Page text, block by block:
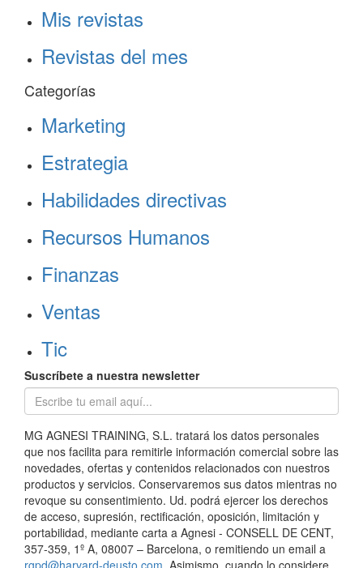
Mis revistas
Revistas del mes
Categorías
Marketing
Estrategia
Habilidades directivas
Recursos Humanos
Finanzas
Ventas
Tic
Suscríbete a nuestra newsletter
MG AGNESI TRAINING, S.L. tratará los datos personales
que nos facilita para remitirle información comercial sobre las
novedades, ofertas y contenidos relacionados con nuestros
productos y servicios. Conservaremos sus datos mientras no
revoque su consentimiento. Ud. podrá ejercer los derechos
de acceso, supresión, rectificación, oposición, limitación y
portabilidad, mediante carta a Agnesi - CONSELL DE CENT,
357-359, 1º A, 08007 – Barcelona, o remitiendo un email a